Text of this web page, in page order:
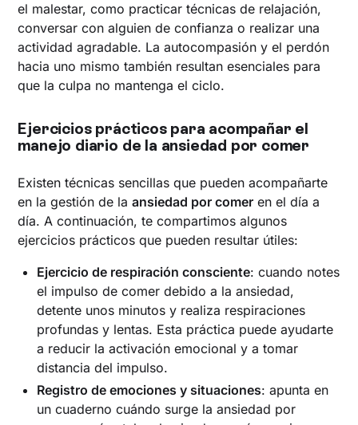
el malestar, como practicar técnicas de relajación,
conversar con alguien de confianza o realizar una
actividad agradable. La autocompasión y el perdón
hacia uno mismo también resultan esenciales para
que la culpa no mantenga el ciclo.
Ejercicios prácticos para acompañar el
manejo diario de la ansiedad por comer
Existen técnicas sencillas que pueden acompañarte
en la gestión de laansiedad por comer en el día a
día. A continuación, te compartimos algunos
ejercicios prácticos que pueden resultar útiles:
Ejercicio de respiración consciente: cuando notes
el impulso de comer debido a la ansiedad,
detente unos minutos y realiza respiraciones
profundas y lentas. Esta práctica puede ayudarte
a reducir la activación emocional y a tomar
distancia del impulso.
Registro de emociones y situaciones: apunta en
un cuaderno cuándo surge la ansiedad por